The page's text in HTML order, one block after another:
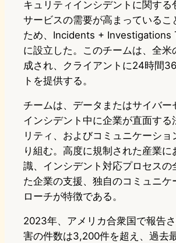
o
d
o
n
s
k
y
b
o
o
k
キュリティインシデントに関する
サービスの需要が高まっているこ
ため、Incidents + Investigations
に設立した。このチームは、全米
成され、クライアントに24時間
トを提供する。
チームは、データまたはサイバー
インシデント中に企業が直面する
リティ、およびコミュニケーショ
り組む。高度に規制された産業に
識、インシデント対応プロセスの
た企業の支援、独自のコミュニケ
ローチが特徴である。
2023年、アメリカ合衆国で報告
害の件数は3,200件を超え、過去